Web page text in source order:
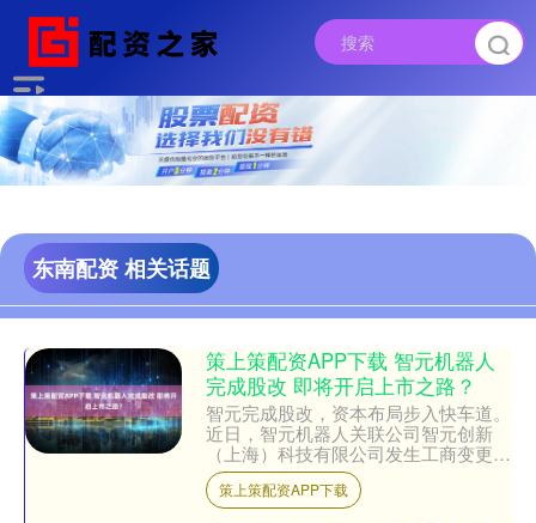
东南配资 相关话题
策上策配资APP下载 智元机器人
完成股改 即将开启上市之路？
智元完成股改，资本布局步入快车道。
近日，智元机器人关联公司智元创新
（上海）科技有限公司发生工商变更，
企业名称变更为智元创新（上海）科技
股份有限公司，同时企业类....
策上策配资APP下载